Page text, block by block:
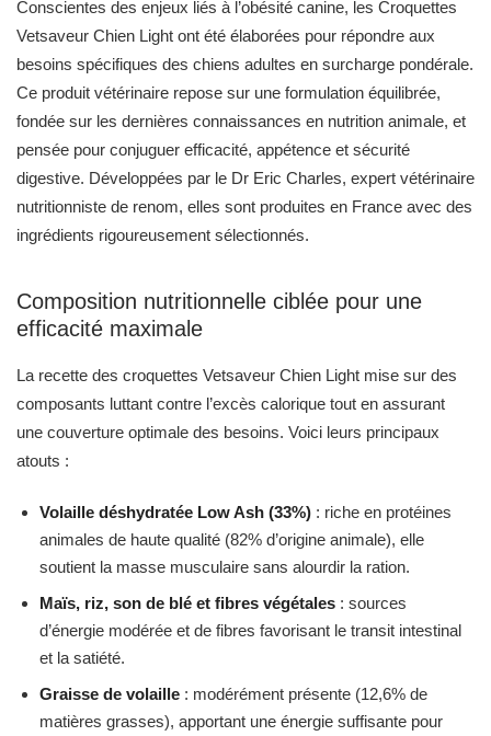
Conscientes des enjeux liés à l’obésité canine, les Croquettes
Vetsaveur Chien Light ont été élaborées pour répondre aux
besoins spécifiques des chiens adultes en surcharge pondérale.
Ce produit vétérinaire repose sur une formulation équilibrée,
fondée sur les dernières connaissances en nutrition animale, et
pensée pour conjuguer efficacité, appétence et sécurité
digestive. Développées par le Dr Eric Charles, expert vétérinaire
nutritionniste de renom, elles sont produites en France avec des
ingrédients rigoureusement sélectionnés.
Composition nutritionnelle ciblée pour une
efficacité maximale
La recette des croquettes Vetsaveur Chien Light mise sur des
composants luttant contre l’excès calorique tout en assurant
une couverture optimale des besoins. Voici leurs principaux
atouts :
Volaille déshydratée Low Ash (33%) : riche en protéines
animales de haute qualité (82% d’origine animale), elle
soutient la masse musculaire sans alourdir la ration.
Maïs, riz, son de blé et fibres végétales : sources
d’énergie modérée et de fibres favorisant le transit intestinal
et la satiété.
Graisse de volaille : modérément présente (12,6% de
matières grasses), apportant une énergie suffisante pour